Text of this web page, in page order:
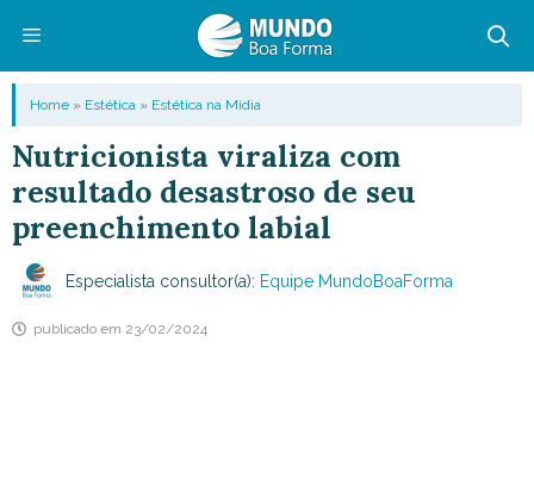
conteúdo
Menu
Home » Estética » Estética na Mídia
Nutricionista viraliza com
resultado desastroso de seu
preenchimento labial
Especialista consultor(a): Equipe MundoBoaForma
publicado em 23/02/2024